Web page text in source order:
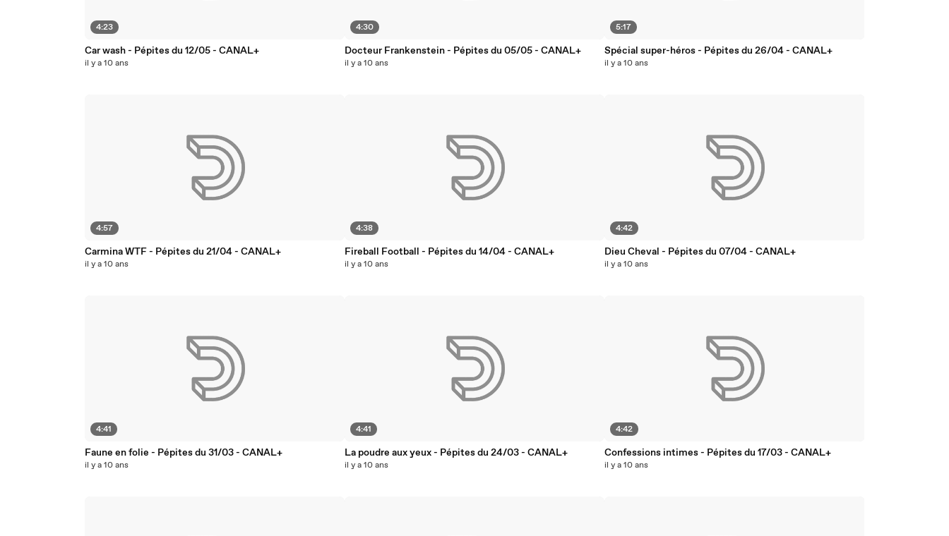
4:23
Car wash - Pépites du 12/05 - CANAL+
il y a 10 ans
4:57
Carmina WTF - Pépites du 21/04 - CANAL+
il y a 10 ans
4:41
Faune en folie - Pépites du 31/03 - CANAL+
il y a 10 ans
4:30
Docteur Frankenstein - Pépites du 05/05 - CANAL+
il y a 10 ans
4:38
Fireball Football - Pépites du 14/04 - CANAL+
il y a 10 ans
4:41
La poudre aux yeux - Pépites du 24/03 - CANAL+
il y a 10 ans
5:17
Spécial super-héros - Pépites du 26/04 - CANAL+
il y a 10 ans
4:42
Dieu Cheval - Pépites du 07/04 - CANAL+
il y a 10 ans
4:42
Confessions intimes - Pépites du 17/03 - CANAL+
il y a 10 ans